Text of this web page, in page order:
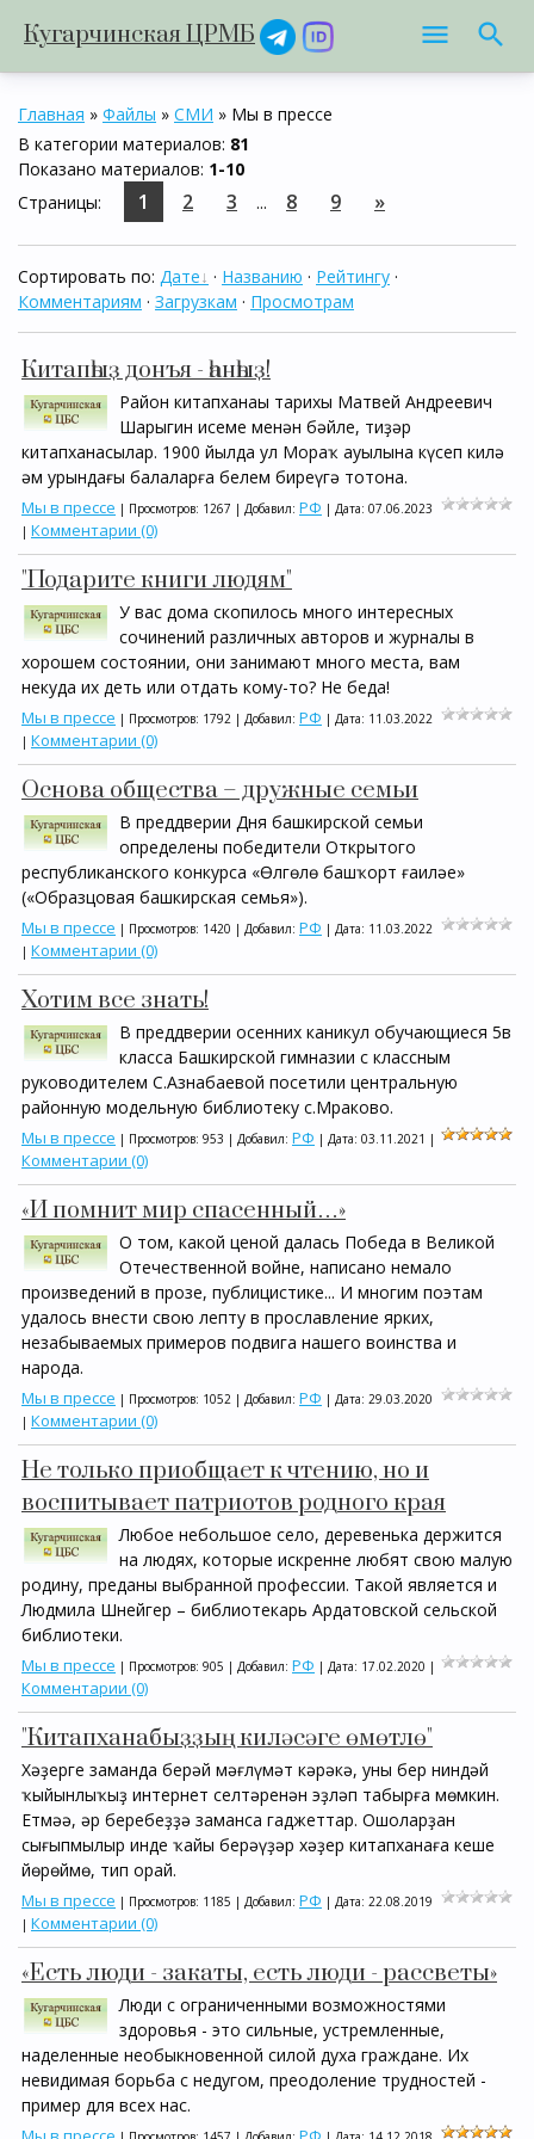
Кугарчинская ЦРМБ
Главная » Файлы » СМИ » Мы в прессе
В категории материалов: 81
Показано материалов: 1-10
Страницы: 1 2 3 ... 8 9 »
Сортировать по: Дате · Названию · Рейтингу ·
Комментариям · Загрузкам · Просмотрам
Китапһыҙ донъя - һанһыҙ!
Район китапханаһы тарихы Матвей Андреевич
Шарыгин исеме менән бәйле, тиҙәр
китапханасылар. 1900 йылда ул Мораҡ ауылына күсеп килә
һәм урындағы балаларға белем биреүгә тотона.
Мы в прессе | Просмотров: 1267 | Добавил: РФ | Дата: 07.06.2023
| Комментарии (0)
"Подарите книги людям"
У вас дома скопилось много интересных
сочинений различных авторов и журналы в
хорошем состоянии, они занимают много места, вам
некуда их деть или отдать кому-то? Не беда!
Мы в прессе | Просмотров: 1792 | Добавил: РФ | Дата: 11.03.2022
| Комментарии (0)
Основа общества – дружные семьи
В преддверии Дня башкирской семьи
определены победители Открытого
республиканского конкурса «Өлгөлө башҡорт ғаилəһе»
(«Образцовая башкирская семья»).
Мы в прессе | Просмотров: 1420 | Добавил: РФ | Дата: 11.03.2022
| Комментарии (0)
Хотим все знать!
В преддверии осенних каникул обучающиеся 5в
класса Башкирской гимназии с классным
руководителем С.Азнабаевой посетили центральную
районную модельную библиотеку с.Мраково.
Мы в прессе | Просмотров: 953 | Добавил: РФ | Дата: 03.11.2021 |
Комментарии (0)
«И помнит мир спасенный…»
О том, какой ценой далась Победа в Великой
Отечественной войне, написано немало
произведений в прозе, публицистике... И многим поэтам
удалось внести свою лепту в прославление ярких,
незабываемых примеров подвига нашего воинства и
народа.
Мы в прессе | Просмотров: 1052 | Добавил: РФ | Дата: 29.03.2020
| Комментарии (0)
Не только приобщает к чтению, но и
воспитывает патриотов родного края
Любое небольшое село, деревенька держится
на людях, которые искренне любят свою малую
родину, преданы выбранной профессии. Такой является и
Людмила Шнейгер – библиотекарь Ардатовской сельской
библиотеки.
Мы в прессе | Просмотров: 905 | Добавил: РФ | Дата: 17.02.2020 |
Комментарии (0)
"Китапханабыҙҙың киләсәге өмөтлө"
Хәҙерге заманда берәй мәғлүмәт кәрәкһә, уны бер ниндәй
ҡыйынлыҡһыҙ интернет селтәренән эҙләп табырға мөмкин.
Етмәһә, һәр беребеҙҙә заманса гаджеттар. Ошоларҙан
сығыпмылыр инде ҡайһы берәүҙәр хәҙер китапханаға кеше
йөрөймө, тип һорай.
Мы в прессе | Просмотров: 1185 | Добавил: РФ | Дата: 22.08.2019
| Комментарии (0)
«Есть люди - закаты, есть люди - рассветы»
Люди с ограниченными возможностями
здоровья - это сильные, устремленные,
наделенные необыкновенной силой духа граждане. Их
невидимая борьба с недугом, преодоление трудностей -
пример для всех нас.